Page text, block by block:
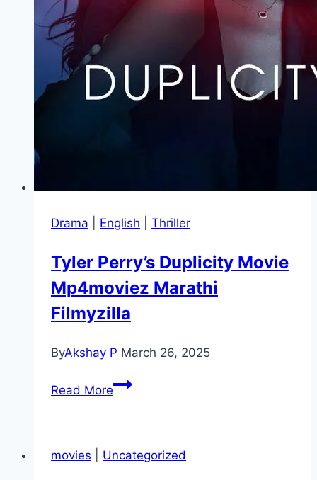
Drama English Thriller
Tyler Perry’s Duplicity Movie
Mp4moviez Marathi
Filmyzilla
ByAkshay P March 26, 2025
Read MoreTyler
Marathi
movies Uncategorized